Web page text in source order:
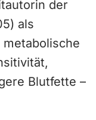
der
als
Blutfette –